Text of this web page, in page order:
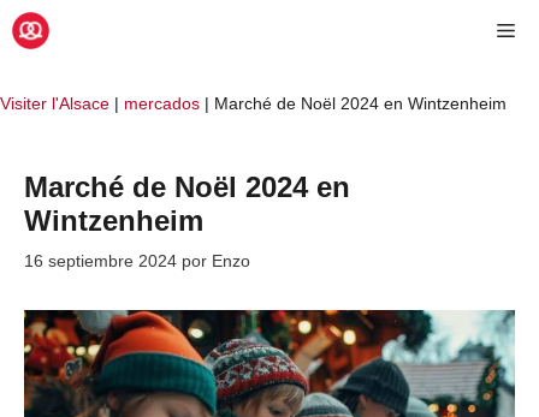
Saltar
Visiter l'Alsace | mercados | Marché de Noël 2024 en Wintzenheim
Marché de Noël 2024 en
Wintzenheim
16 septiembre 2024 por Enzo